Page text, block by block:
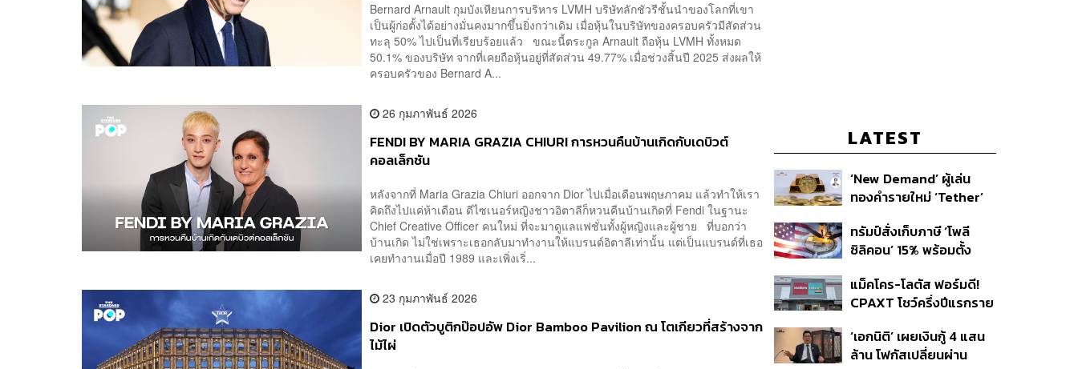
Bernard Arnault กุมบังเหียนการบริหาร LVMH บริษัทลักชัวรีชั้นนำของโลกที่เขา
เป็นผู้ก่อตั้งได้อย่างมั่นคงมากขึ้นยิ่งกว่าเดิม เมื่อหุ้นในบริษัทของครอบครัวมีสัดส่วน
ทะลุ 50% ไปเป็นที่เรียบร้อยแล้ว ขณะนี้ตระกูล Arnault ถือหุ้น LVMH ทั้งหมด
50.1% ของบริษัท จากที่เคยถือหุ้นอยู่ที่สัดส่วน 49.77% เมื่อช่วงสิ้นปี 2025 ส่งผลให้
ครอบครัวของ Bernard A...
26 กุมภาพันธ์ 2026
FENDI BY MARIA GRAZIA CHIURI การหวนคืนบ้านเกิดกับเดบิวต์
คอลเล็กชัน
หลังจากที่ Maria Grazia Chiuri ออกจาก Dior ไปเมื่อเดือนพฤษภาคม แล้วทำให้เรา
คิดถึงไปแค่ห้าเดือน ดีไซเนอร์หญิงชาวอิตาลีก็หวนคืนบ้านเกิดที่ Fendi ในฐานะ
Chief Creative Officer คนใหม่ ที่จะมาดูแลแฟชั่นทั้งผู้หญิงและผู้ชาย ที่บอกว่า
บ้านเกิด ไม่ใช่เพราะเธอกลับมาทำงานให้แบรนด์อิตาลีเท่านั้น แต่เป็นแบรนด์ที่เธอ
เคยทำงานเมื่อปี 1989 และเพิ่งเริ่...
23 กุมภาพันธ์ 2026
Dior เปิดตัวบูติกป๊อปอัพ Dior Bamboo Pavilion ณ โตเกียวที่สร้างจาก
ไม้ไผ่
LATEST
‘New Demand’ ผู้เล่น
ทองคำรายใหม่ ‘Tether’
ทรัมป์สั่งเก็บภาษี ‘โพลี
ซิลิคอน’ 15% พร้อมตั้ง
แม็คโคร-โลตัส ฟอร์มดี!
CPAXT โชว์ครึ่งปีแรกราย
ปรับโฉมสาขาใหม่ดันพื้นที่
เช่าโต
‘เอกนิติ’ เผยเงินกู้ 4 แสน
ล้าน โฟกัสเปลี่ยนผ่าน